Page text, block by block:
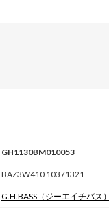
GH1130BM010053
BAZ3W410 10371321
G.H.BASS （ジーエイチバス）